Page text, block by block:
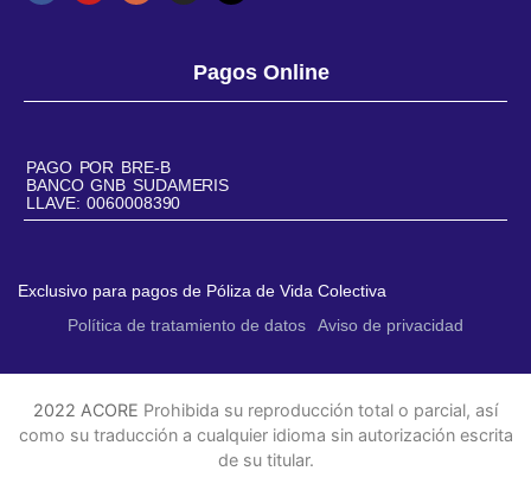
Pagos Online
PAGO POR BRE-B
BANCO GNB SUDAMERIS
LLAVE: 0060008390
Exclusivo para pagos de Póliza de Vida Colectiva
Política de tratamiento de datos
Aviso de privacidad
2022 ACORE Prohibida su reproducción total o parcial, así
como su traducción a cualquier idioma sin autorización escrita
de su titular.